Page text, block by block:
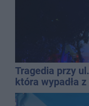
Tragedia przy
która wypadła